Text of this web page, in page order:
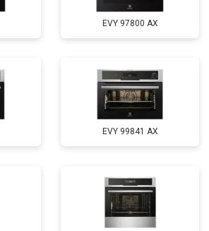
EVY 97800 AX
EVY 99841 AX